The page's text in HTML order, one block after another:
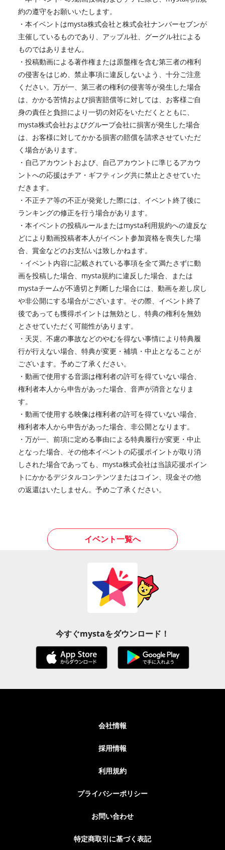
約の遵守をお願いいたします。
・本イベントはmysta株式会社と株式会社ナンバーセブンが
主催しているものであり、アップル社、グーグル社による
ものではありません。
・投稿動画による著作権または原盤権を含む第三者の権利
の侵害をはじめ、禁止事項に違反しないよう、十分ご注意
ください。万が一、第三者の権利の侵害等が発生した場合
は、かかる苦情および損害賠償等に対しては、お客様ご自
身の責任と負担により一切の対応をいただくとともに、
mysta株式会社およびグループ会社に損害が発生した場合
は、お客様に対してかかる損害の賠償を請求させていただ
く場合があります。
・自己アカウントおよび、自己アカウントに準じるアカウ
ントへの応援はチア・ギフティング共に禁止とさせていた
だきます。
・不正チア等の不正が発覚した際には、イベント終了後に
ランキングの修正を行う場合があります。
・本イベントの投稿ルールまたはmysta利用規約への違反な
どにより動画投稿者本人がイベント参加資格を喪失した場
合、賞金などのお支払いは致しかねます。
・イベント内容に記載されている事項を全て満たさずに動
画を投稿した場合、mysta規約に違反した場合、または
mystaチームが不適切と判断した場合には、動画を差し戻し
や非公開にする場合がございます。その際、イベント終了
後であっても獲得ポイントは無効とし、特典の権利を無効
とさせていただく可能性があります。
・天災、不慮の事故などのやむを得ない事情により特典履
行が行えない場合、特典が変更・補填・中止となることが
ございます。予めご了承ください。
・動画で使用する音源は権利者の許可を得ていない場合、
権利者本人から申告があった場合、音声が消音となりま
す。
・動画で使用する映像は権利者の許可を得ていない場合、
権利者本人から申告があった場合、非公開となります。
・万が一、前項に定める事由による特典履行が変更・中止
となった場合、その他本イベントの応援ポイントが取り消
しされた場合であっても、mysta株式会社は当該応援ポイン
トにかかるデジタルコンテンツまたはコイン、現金その他
の返還はいたしません。予めご了承ください。
イベント一覧へ
今すぐmystaをダウンロード！
会社情報
採用情報
利用規約
プライバシーポリシー
お問い合わせ
特定商取引に基づく表記